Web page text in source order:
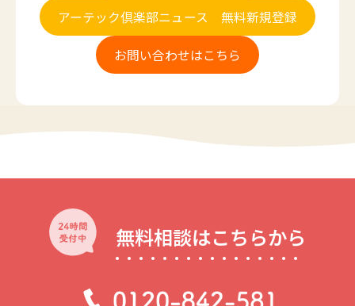
アーテック倶楽部ニュース 無料新規登録
お問い合わせはこちら
無料相談はこちらから